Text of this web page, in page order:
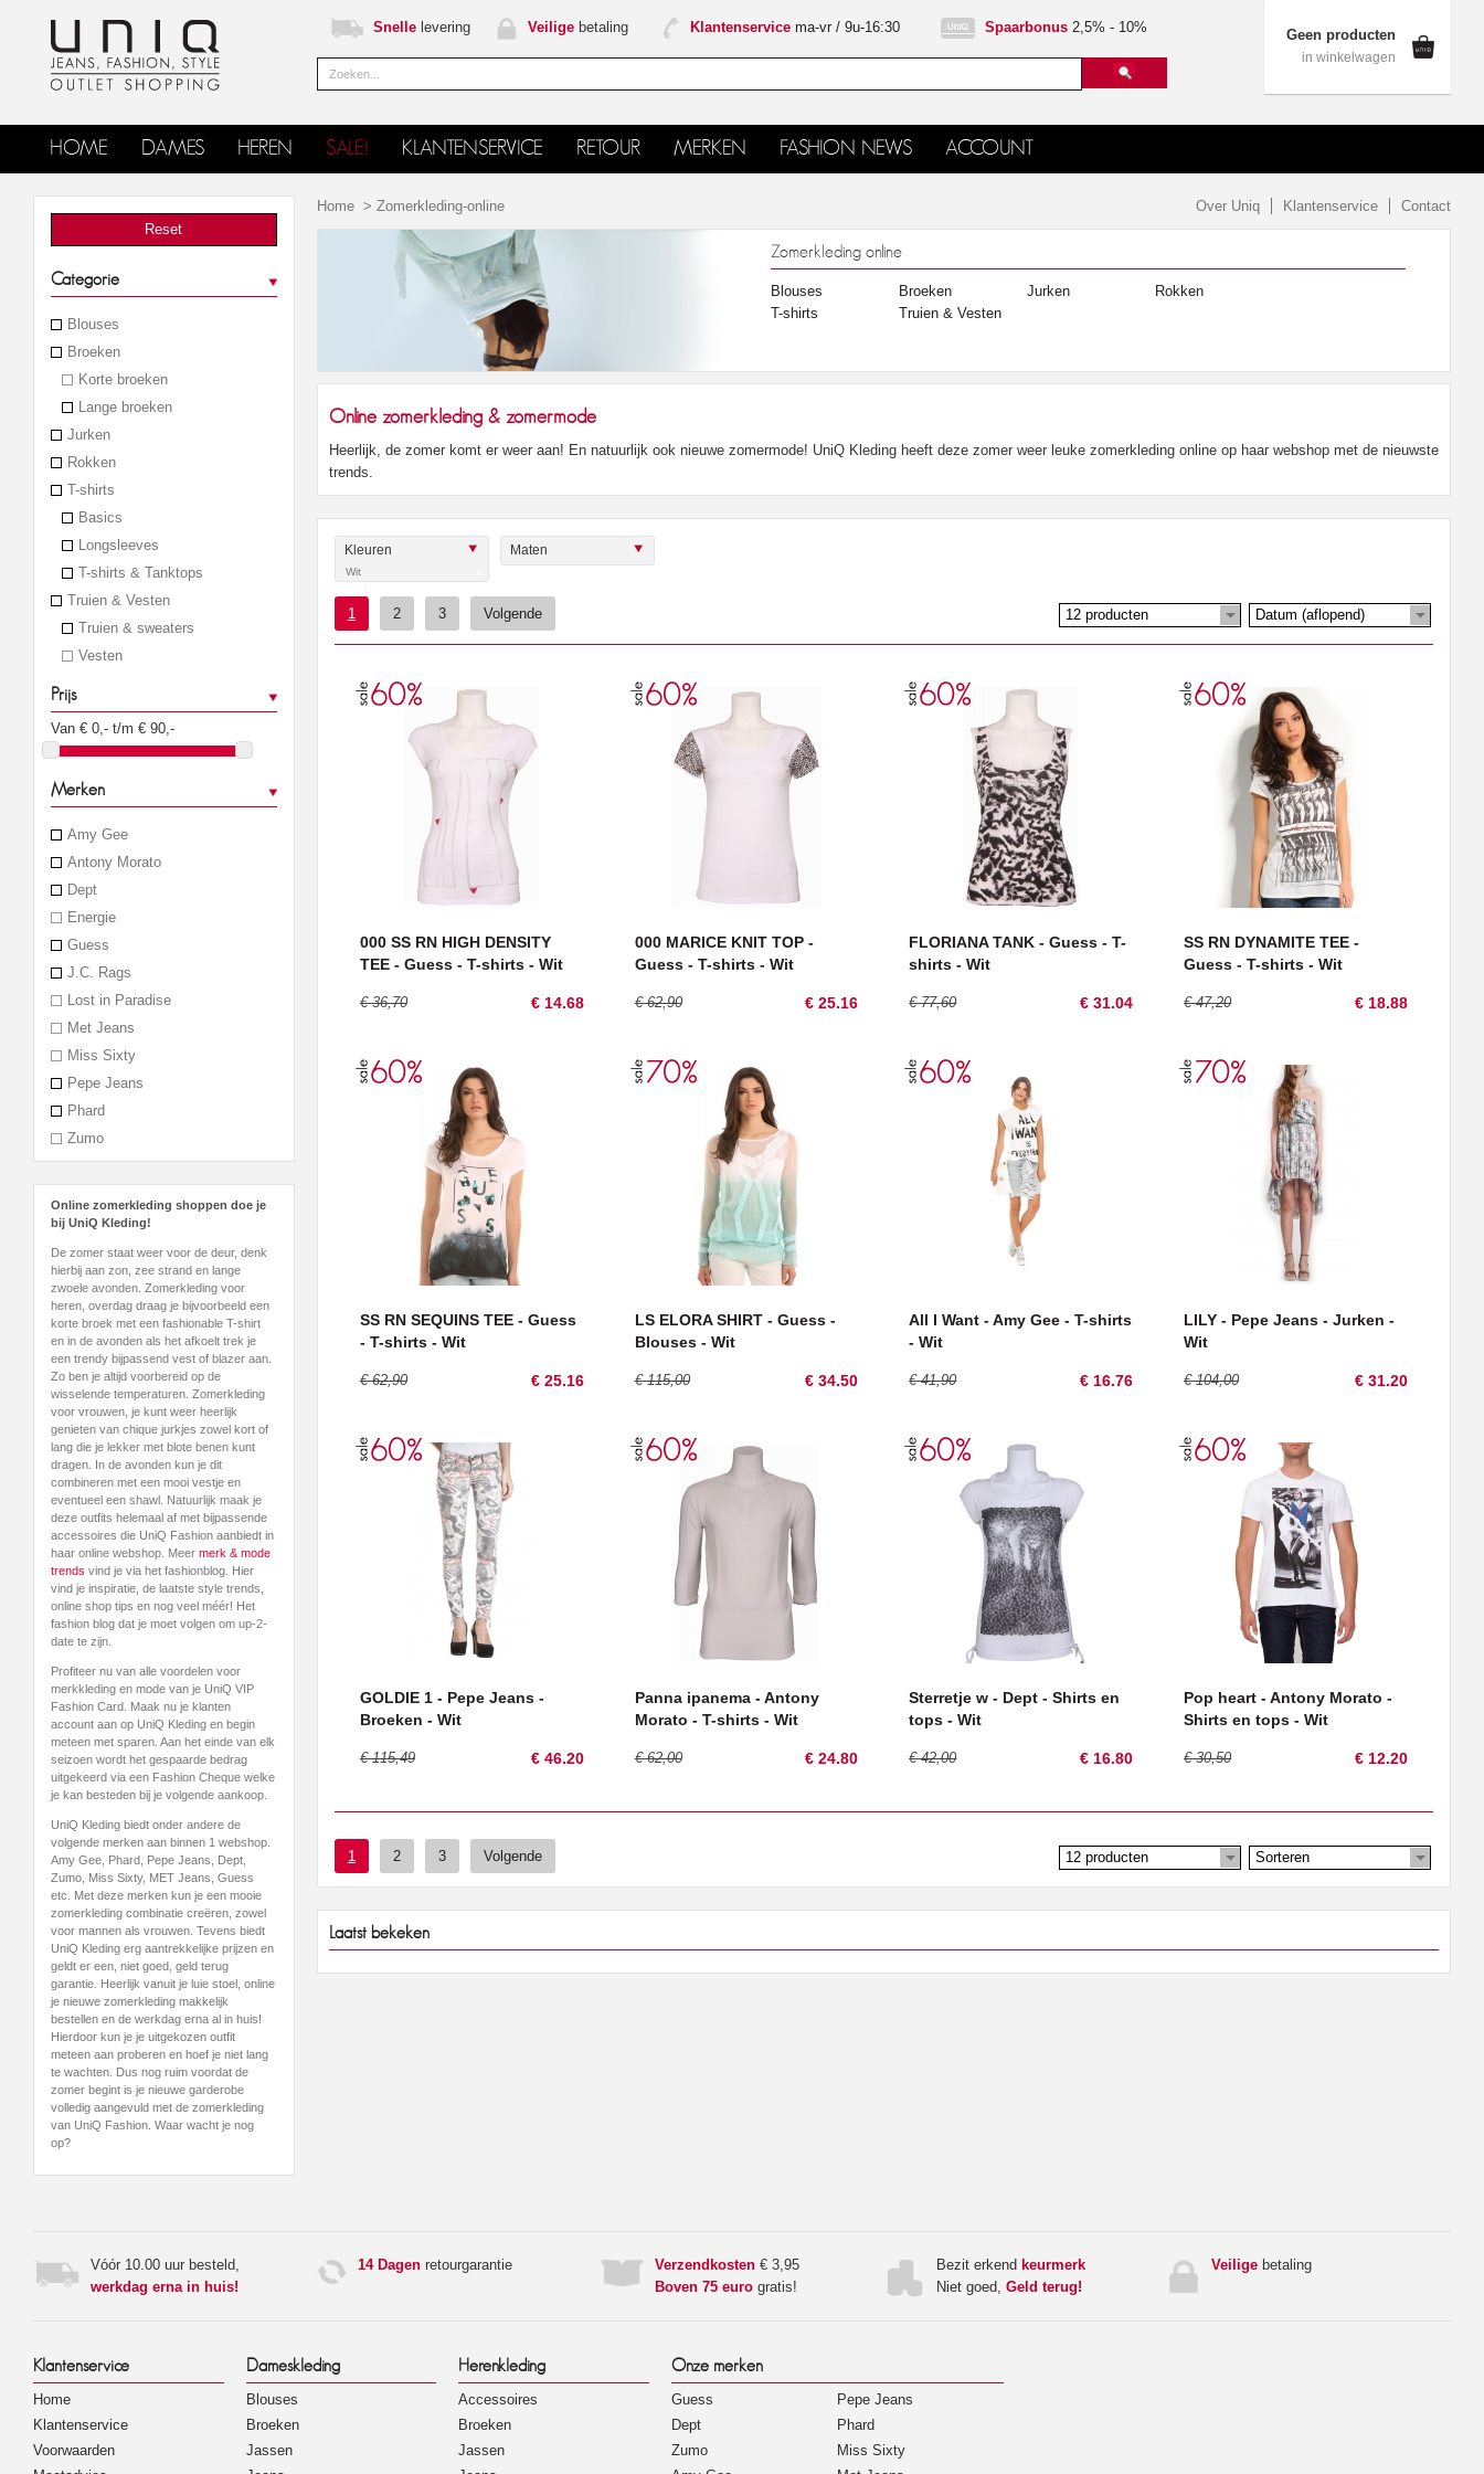
Snelle levering Veilige betaling Klantenservice ma-vr / 9u-16:30 Spaarbonus2,5% - 10% Geen producten
in winkelwagen
HOME DAMES HEREN SALE! KLANTENSERVICE RETOUR MERKEN FASHION NEWS ACCOUNT
Reset
Categorie
Blouses
Broeken
Korte broeken
Lange broeken
Jurken
Rokken
T-shirts
Basics
Longsleeves
T-shirts & Tanktops
Truien & Vesten
Truien & sweaters
Vesten
Prijs
Van € 0,- t/m € 90,-
Merken
Amy Gee
Antony Morato
Dept
Energie
Guess
J.C. Rags
Lost in Paradise
Met Jeans
Miss Sixty
Pepe Jeans
Phard
Zumo
Online zomerkleding shoppen doe je
bij UniQ Kleding!
De zomer staat weer voor de deur, denk
hierbij aan zon, zee strand en lange
zwoele avonden. Zomerkleding voor
heren, overdag draag je bijvoorbeeld een
korte broek met een fashionable T-shirt
en in de avonden als het afkoelt trek je
een trendy bijpassend vest of blazer aan.
Zo ben je altijd voorbereid op de
wisselende temperaturen. Zomerkleding
voor vrouwen, je kunt weer heerlijk
genieten van chique jurkjes zowel kort of
lang die je lekker met blote benen kunt
dragen. In de avonden kun je dit
combineren met een mooi vestje en
eventueel een shawl. Natuurlijk maak je
deze outfits helemaal af met bijpassende
accessoires die UniQ Fashion aanbiedt in
haar online webshop. Meer merk & mode
trends vind je via het fashionblog. Hier
vind je inspiratie, de laatste style trends,
online shop tips en nog veel méér! Het
fashion blog dat je moet volgen om up-2-
date te zijn.
Profiteer nu van alle voordelen voor
merkkleding en mode van je UniQ VIP
Fashion Card. Maak nu je klanten
account aan op UniQ Kleding en begin
meteen met sparen. Aan het einde van elk
seizoen wordt het gespaarde bedrag
uitgekeerd via een Fashion Cheque welke
je kan besteden bij je volgende aankoop.
UniQ Kleding biedt onder andere de
volgende merken aan binnen 1 webshop.
Amy Gee, Phard, Pepe Jeans, Dept,
Zumo, Miss Sixty, MET Jeans, Guess
etc. Met deze merken kun je een mooie
zomerkleding combinatie creëren, zowel
voor mannen als vrouwen. Tevens biedt
UniQ Kleding erg aantrekkelijke prijzen en
geldt er een, niet goed, geld terug
garantie. Heerlijk vanuit je luie stoel, online
je nieuwe zomerkleding makkelijk
bestellen en de werkdag erna al in huis!
Hierdoor kun je je uitgekozen outfit
meteen aan proberen en hoef je niet lang
te wachten. Dus nog ruim voordat de
zomer begint is je nieuwe garderobe
volledig aangevuld met de zomerkleding
van UniQ Fashion. Waar wacht je nog
op?
Home> Zomerkleding-online Over Uniq Klantenservice Contact
Zomerkleding online
Blouses Broeken Jurken
Rokken
T-shirts
Truien & Vesten
Online zomerkleding & zomermode
Heerlijk, de zomer komt er weer aan! En natuurlijk ook nieuwe zomermode! UniQ Kleding heeft deze zomer weer leuke zomerkleding online op haar webshop met de nieuwste
trends.
Kleuren
Wit
Maten
1 2 3 Volgende 12 producten Datum (aflopend)
000 SS RN HIGH DENSITY
TEE - Guess - T-shirts - Wit
€ 36,70 € 14.68
000 MARICE KNIT TOP -
Guess - T-shirts - Wit
€ 62,90 € 25.16
FLORIANA TANK - Guess - T-
shirts - Wit
€ 77,60 € 31.04
SS RN DYNAMITE TEE -
Guess - T-shirts - Wit
€ 47,20 € 18.88
SS RN SEQUINS TEE - Guess
- T-shirts - Wit
€ 62,90 € 25.16
LS ELORA SHIRT - Guess -
Blouses - Wit
€ 115,00 € 34.50
All I Want - Amy Gee - T-shirts
- Wit
€ 41,90 € 16.76
LILY - Pepe Jeans - Jurken -
Wit
€ 104,00 € 31.20
GOLDIE 1 - Pepe Jeans -
Broeken - Wit
€ 115,49 € 46.20
Panna ipanema - Antony
Morato - T-shirts - Wit
€ 62,00 € 24.80
Sterretje w - Dept - Shirts en
tops - Wit
€ 42,00 € 16.80
Pop heart - Antony Morato -
Shirts en tops - Wit
€ 30,50 € 12.20
1 2 3 Volgende 12 producten Sorteren
Laatst bekeken
Vóór 10.00 uur besteld,
werkdag erna in huis!
14 Dagenretourgarantie Verzendkosten€ 3,95
Boven 75 eurogratis!
Bezit erkend keurmerk
Niet goed,Geld terug!
Veilige betaling
Klantenservice
Home
Klantenservice
Voorwaarden
Dameskleding
Blouses
Broeken
Jassen
Herenkleding
Accessoires
Broeken
Jassen
Onze merken
Guess
Pepe Jeans
Dept
Phard
Zumo
Miss Sixty